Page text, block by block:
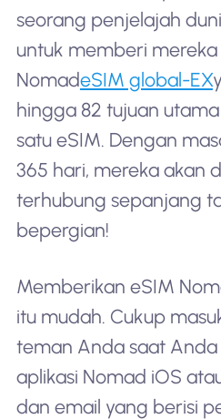
seorang penjelajah
untuk memberi
NomadeSIM global-EX
hingga 82 tujuan
satu eSIM. Dengan
365 hari, mereka akan
terhubung sepanjang
bepergian!
Memberikan eSIM
itu mudah. Cukup
teman Anda saat
aplikasi Nomad iOS
dan email yang berisi